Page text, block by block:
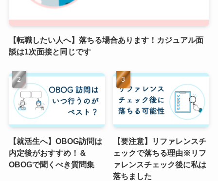
【転職したい人へ】落ちる場合あります！カジュアル面
談は1次面接と同じです
【就活生へ】OBOG訪問は
内定後がおすすめ！＆
OBOGで聞くべき質問集
【要注意】リファレンスチ
ェックで落ちる理由※リフ
ァレンスチェック後に私は
落ちました